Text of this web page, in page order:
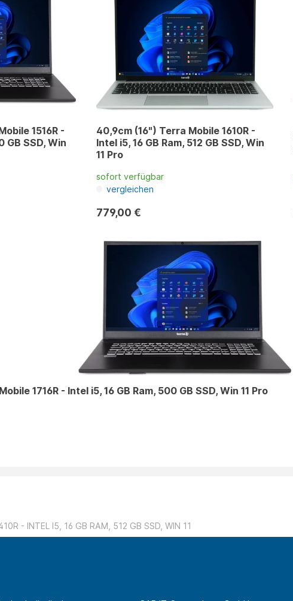
1516R -
GB SSD, Win
40,9cm (16") Terra Mobile 1610R -
Intel i5, 16 GB Ram, 512 GB SSD, Win
11 Pro
sofort verfügbar
vergleichen
779,00 €
1716R - Intel i5, 16 GB Ram, 500 GB SSD, Win 11 Pro
- INTEL I5, 16 GB RAM, 512 GB SSD, WIN 11